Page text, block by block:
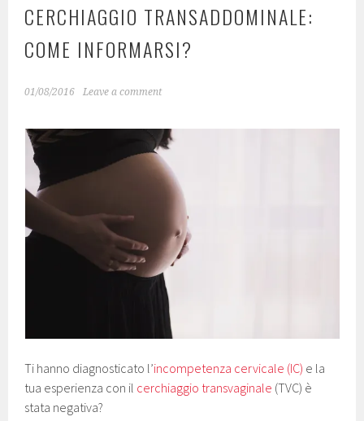
CERCHIAGGIO TRANSADDOMINALE:
COME INFORMARSI?
01/08/2016 Leave a comment
Ti hanno diagnosticato l’incompetenza cervicale (IC) e la
tua esperienza con il cerchiaggio transvaginale (TVC) è
stata negativa?